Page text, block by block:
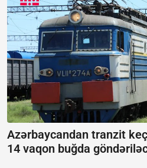
Azərbaycandan tranzit
14 vaqon buğda